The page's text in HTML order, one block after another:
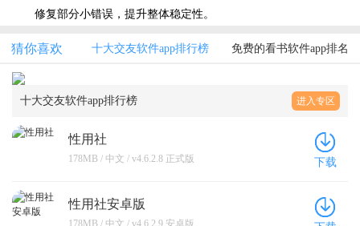
修复部分小错误，提升整体稳定性。
猜你喜欢 十大交友软件app排行榜 免费的看书软件app排名
十大交友软件app排行榜 进入专区
性用社
178MB / 中文 / v4.6.2.8 正式版 下载
性用社安卓版
178MB / 中文 / v4.6.2.9 安卓版